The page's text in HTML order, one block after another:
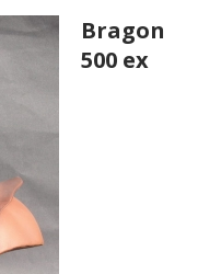
Bragon
500 ex